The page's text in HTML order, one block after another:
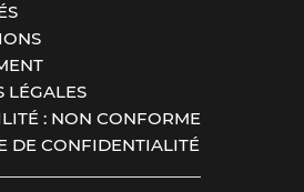
LÉGALES
: NON CONFORME
DE CONFIDENTIALITÉ